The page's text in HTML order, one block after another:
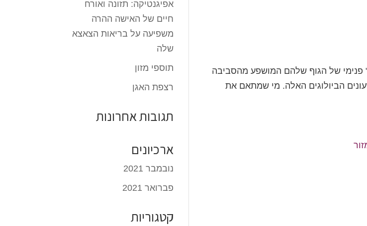
פנימי של הגוף שלהם המושפע מהסביבה
הביולוגים האלה. מי שמתאם את
אפיגנטיקה: תזונה ואורח
חיים של האישה ההרה
משפיעה על בריאות הצאצא
שלה
תוספי מזון
רצפת האגן
תגובות אחרונות
ארכיונים
נובמבר 2021
פברואר 2021
קטגוריות